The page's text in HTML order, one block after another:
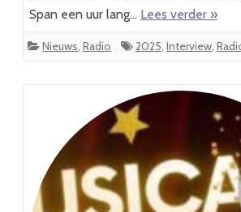
Span een uur lang… Lees verder »
Nieuws, Radio 2025, Interview,